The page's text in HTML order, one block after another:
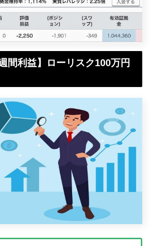
間利益】ローリスク100万円